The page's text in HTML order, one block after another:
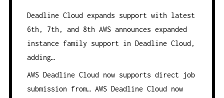
Deadline Cloud expands support with latest
6th, 7th, and 8th AWS announces expanded
instance family support in Deadline Cloud,
adding…
AWS Deadline Cloud now supports direct job
submission from…AWS Deadline Cloud now